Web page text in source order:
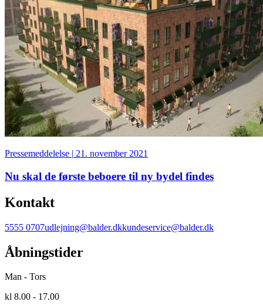
Pressemeddelelse | 21. november 2021
Nu skal de første beboere til ny bydel findes
Kontakt
5555 0707udlejning@balder.dkkundeservice@balder.dk
Åbningstider
Man - Tors
kl 8.00 - 17.00